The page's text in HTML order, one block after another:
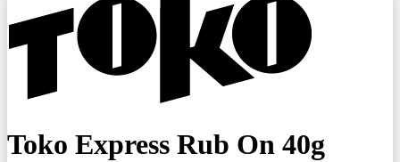
Toko Express Rub On 40g